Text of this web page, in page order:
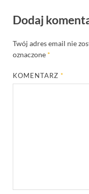
Dodaj
Twój adres email nie
oznaczone *
KOMENTARZ*